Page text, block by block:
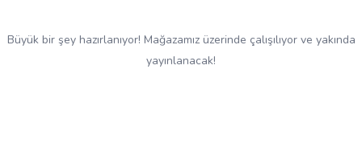
Büyük bir şey hazırlanıyor! Mağazamız üzerinde çalışılıyor ve yakında
yayınlanacak!